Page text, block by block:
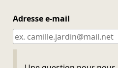
Adresse e-mail
Ne pas remplir